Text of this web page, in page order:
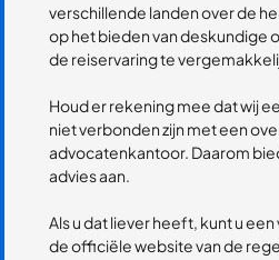
verschillende landen over de
op het bieden van deskundige
de reiservaring te
Houd er rekening mee dat wij
niet verbonden zijn met een
advocatenkantoor. Daarom
advies aan.
Als u dat liever heeft, kunt u
de officiële website van de